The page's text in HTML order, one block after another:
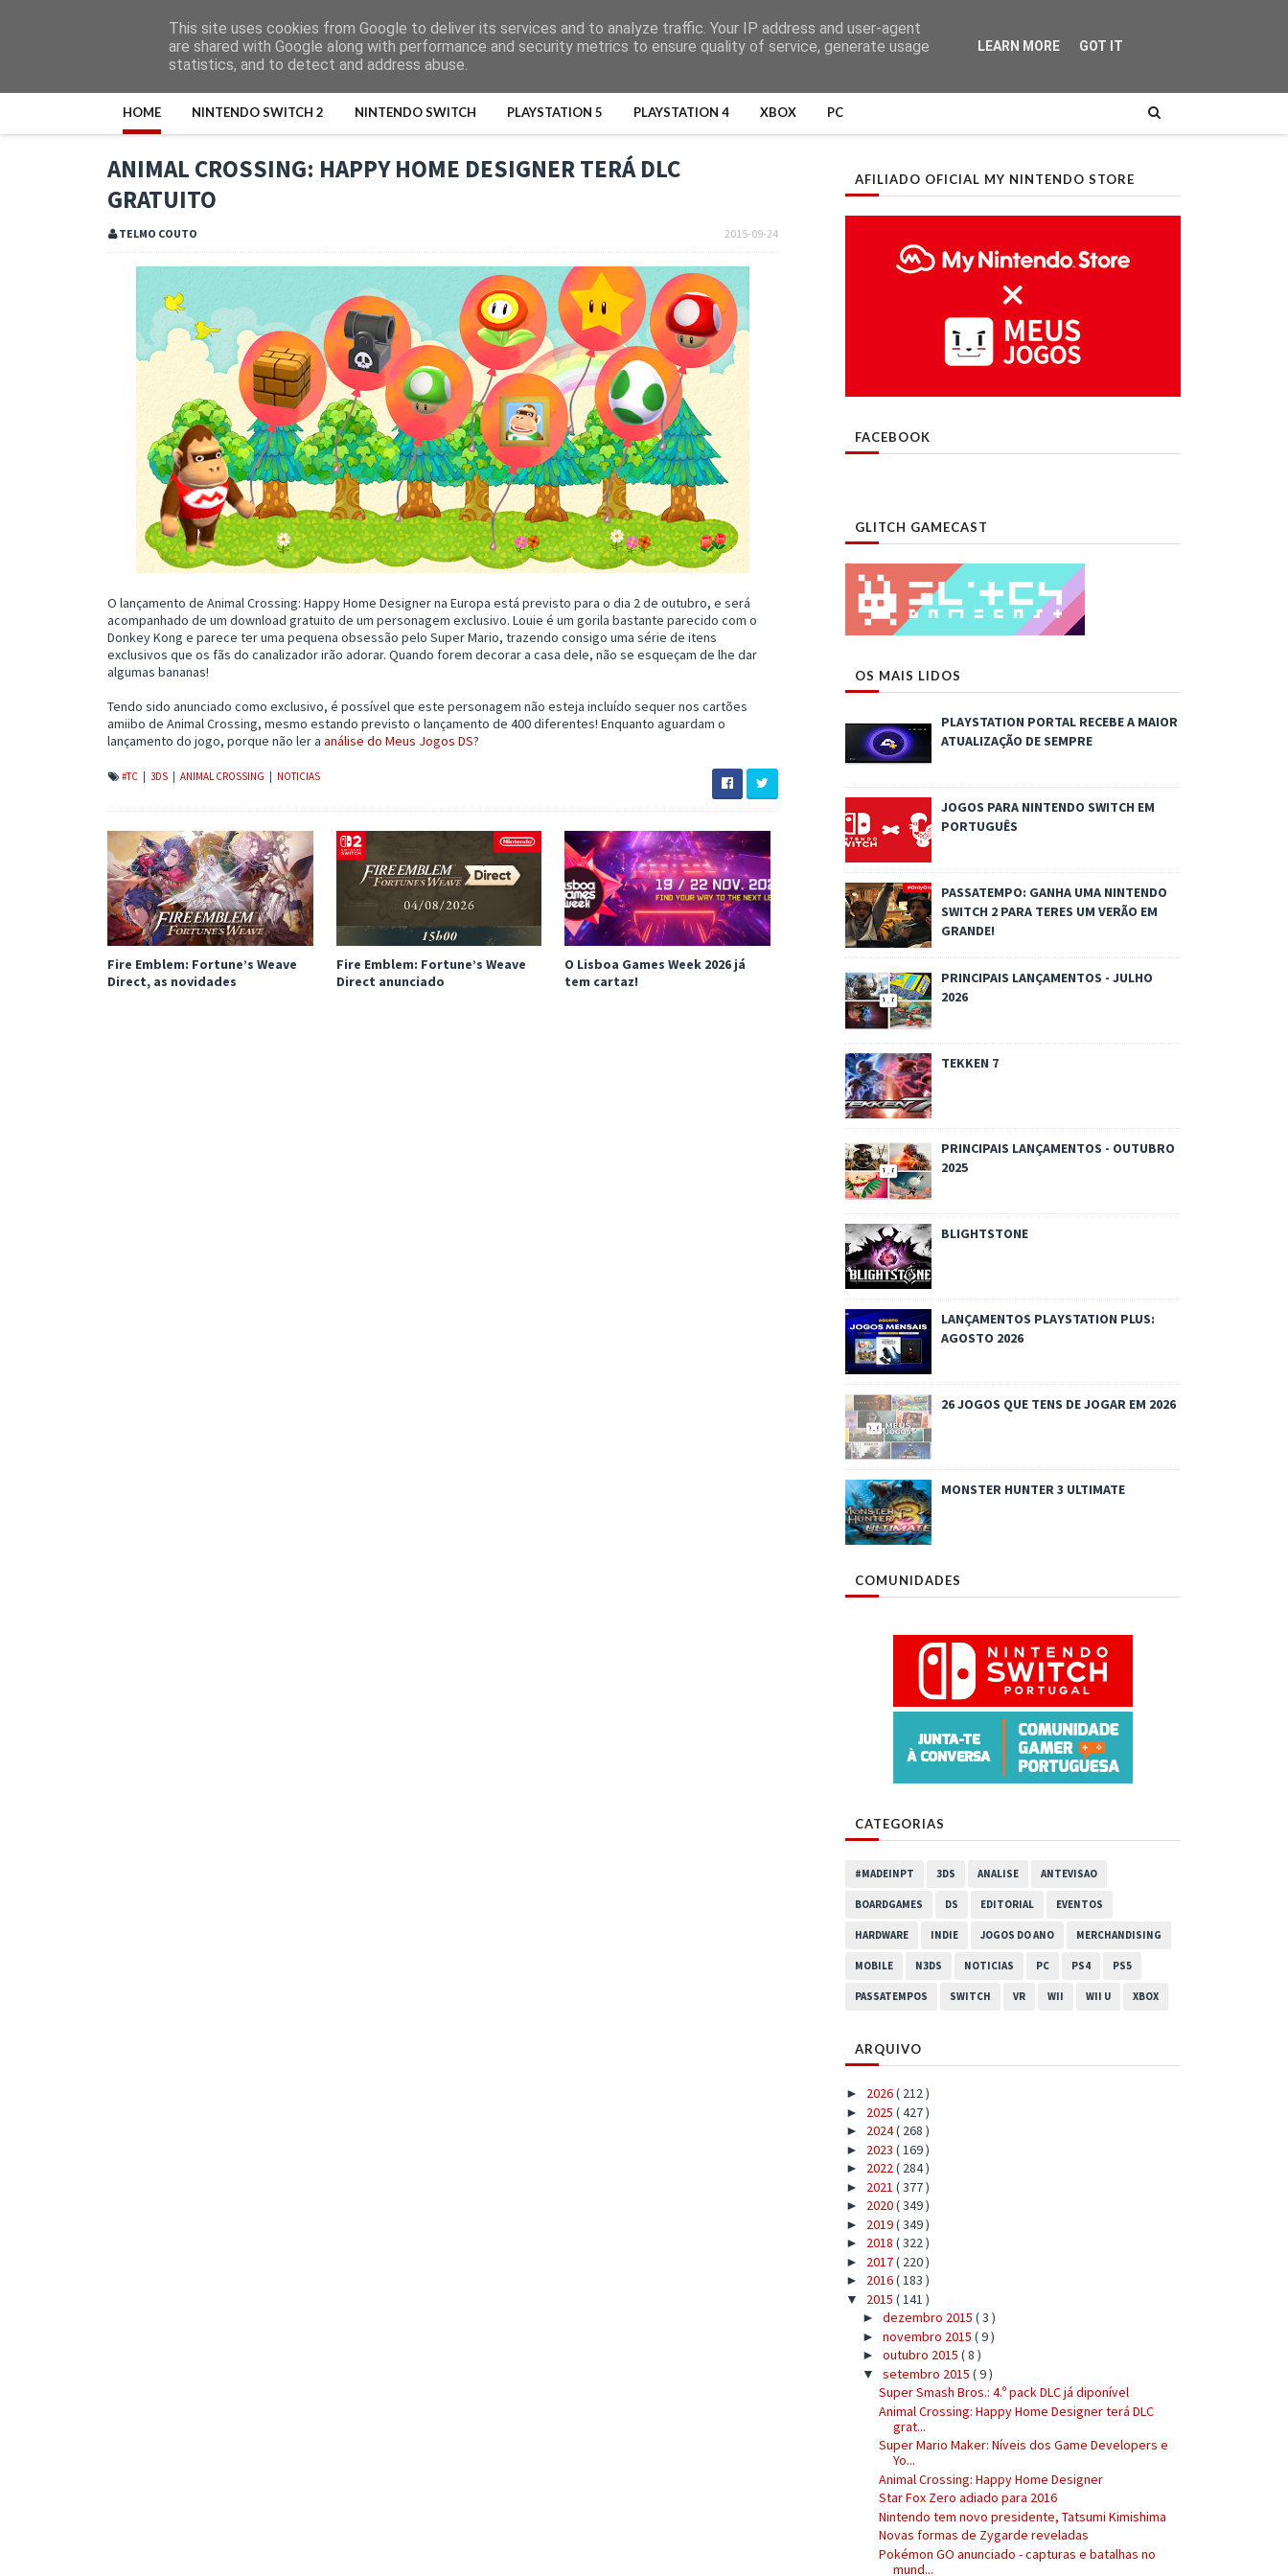
HOME NINTENDO SWITCH 2 NINTENDO SWITCH PLAYSTATION 5 PLAYSTATION 4 XBOX PC
ANIMAL CROSSING: HAPPY HOME DESIGNER TERÁ DLC
GRATUITO
2015-09-24
TELMO COUTO
O lançamento de Animal Crossing: Happy Home Designer na Europa está previsto para o dia 2 de outubro, e será
acompanhado de um download gratuito de um personagem exclusivo. Louie é um gorila bastante parecido com o
Donkey Kong e parece ter uma pequena obsessão pelo Super Mario, trazendo consigo uma série de itens
exclusivos que os fãs do canalizador irão adorar. Quando forem decorar a casa dele, não se esqueçam de lhe dar
algumas bananas!
Tendo sido anunciado como exclusivo, é possível que este personagem não esteja incluído sequer nos cartões
amiibo de Animal Crossing, mesmo estando previsto o lançamento de 400 diferentes! Enquanto aguardam o
lançamento do jogo, porque não ler a análise do Meus Jogos DS?
#TC 3DS ANIMAL CROSSING NOTICIAS
Fire Emblem: Fortune’s Weave
Direct, as novidades
Fire Emblem: Fortune’s Weave
Direct anunciado
O Lisboa Games Week 2026 já
tem cartaz!
AFILIADO OFICIAL MY NINTENDO STORE
FACEBOOK
GLITCH GAMECAST
OS MAIS LIDOS
PLAYSTATION PORTAL RECEBE A MAIOR
ATUALIZAÇÃO DE SEMPRE
JOGOS PARA NINTENDO SWITCH EM
PORTUGUÊS
PASSATEMPO: GANHA UMA NINTENDO
SWITCH 2 PARA TERES UM VERÃO EM
GRANDE!
PRINCIPAIS LANÇAMENTOS - JULHO
2026
TEKKEN 7
PRINCIPAIS LANÇAMENTOS - OUTUBRO
2025
BLIGHTSTONE
LANÇAMENTOS PLAYSTATION PLUS:
AGOSTO 2026
26 JOGOS QUE TENS DE JOGAR EM 2026
MONSTER HUNTER 3 ULTIMATE
COMUNIDADES
CATEGORIAS
#MADEINPT 3DS ANALISE ANTEVISAO
BOARDGAMES DS EDITORIAL EVENTOS
HARDWARE INDIE JOGOS DO ANO MERCHANDISING
MOBILE N3DS NOTICIAS PC PS4 PS5
PASSATEMPOS SWITCH VR WII WII U XBOX
ARQUIVO
► 2026( 212 )
► 2025 ( 427 )
► 2024( 268 )
► 2023 ( 169 )
► 2022( 284 )
► 2021 ( 377 )
► 2020( 349 )
► 2019( 349 )
► 2018 ( 322 )
► 2017( 220 )
► 2016( 183 )
▼ 2015 ( 141 )
► dezembro 2015 ( 3 )
► novembro 2015 ( 9 )
► outubro 2015 ( 8 )
▼ setembro 2015 ( 9 )
Super Smash Bros.: 4.º pack DLC já diponível
Animal Crossing: Happy Home Designer terá DLC
grat...
Super Mario Maker: Níveis dos Game Developers e
Yo...
Animal Crossing: Happy Home Designer
Star Fox Zero adiado para 2016
Nintendo tem novo presidente, Tatsumi Kimishima
Novas formas de Zygarde reveladas
Pokémon GO anunciado - capturas e batalhas no
mund...
This site uses cookies from Google to deliver its services and to analyze traffic. Your IP address and user-agent
are shared with Google along with performance and security metrics to ensure quality of service, generate usage
statistics, and to detect and address abuse.
LEARN MORE GOT IT